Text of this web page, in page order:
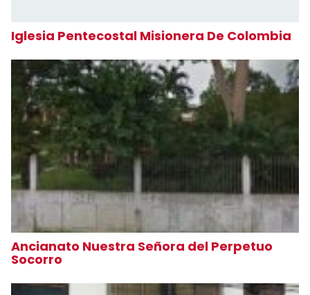
Iglesia Pentecostal Misionera De Colombia
Ancianato Nuestra Señora del Perpetuo
Socorro